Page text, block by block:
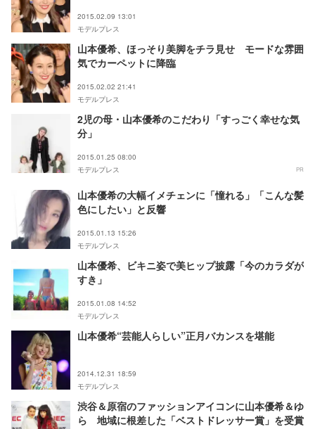
2015.02.09 13:01
モデルプレス
山本優希、ほっそり美脚をチラ見せ モードな雰囲
気でカーペットに降臨
2015.02.02 21:41
モデルプレス
2児の母・山本優希のこだわり「すっごく幸せな気
分」
2015.01.25 08:00
モデルプレス
PR
山本優希の大幅イメチェンに「憧れる」「こんな髪
色にしたい」と反響
2015.01.13 15:26
モデルプレス
山本優希、ビキニ姿で美ヒップ披露「今のカラダが
すき」
2015.01.08 14:52
モデルプレス
山本優希“芸能人らしい”正月バカンスを堪能
2014.12.31 18:59
モデルプレス
渋谷＆原宿のファッションアイコンに山本優希＆ゆ
ら 地域に根差した「ベストドレッサー賞」を受賞